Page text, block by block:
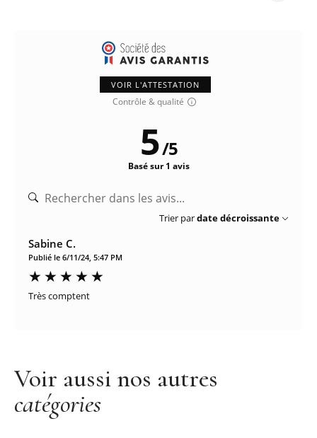
VOIR L'ATTESTATION
Contrôle & qualité
5/5
Basé sur 1 avis
Trier pardate décroissante
Sabine C.
Publié le 6/11/24, 5:47 PM
Très comptent
Voir aussi nos autres
catégories